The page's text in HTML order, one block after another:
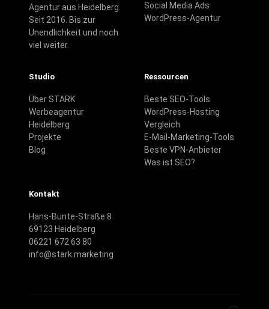
Agentur aus Heidelberg.
Seit 2016. Bis zur
Unendlichkeit und noch
viel weiter.
Social Media Ads
WordPress-Agentur
Studio
Über STARK
Werbeagentur
Heidelberg
Projekte
Blog
Ressourcen
Beste SEO-Tools
WordPress-Hosting
Vergleich
E-Mail-Marketing-Tools
Beste VPN-Anbieter
Was ist SEO?
Kontakt
Hans-Bunte-Straße 8
69123 Heidelberg
06221 672 63 80
info@stark.marketing